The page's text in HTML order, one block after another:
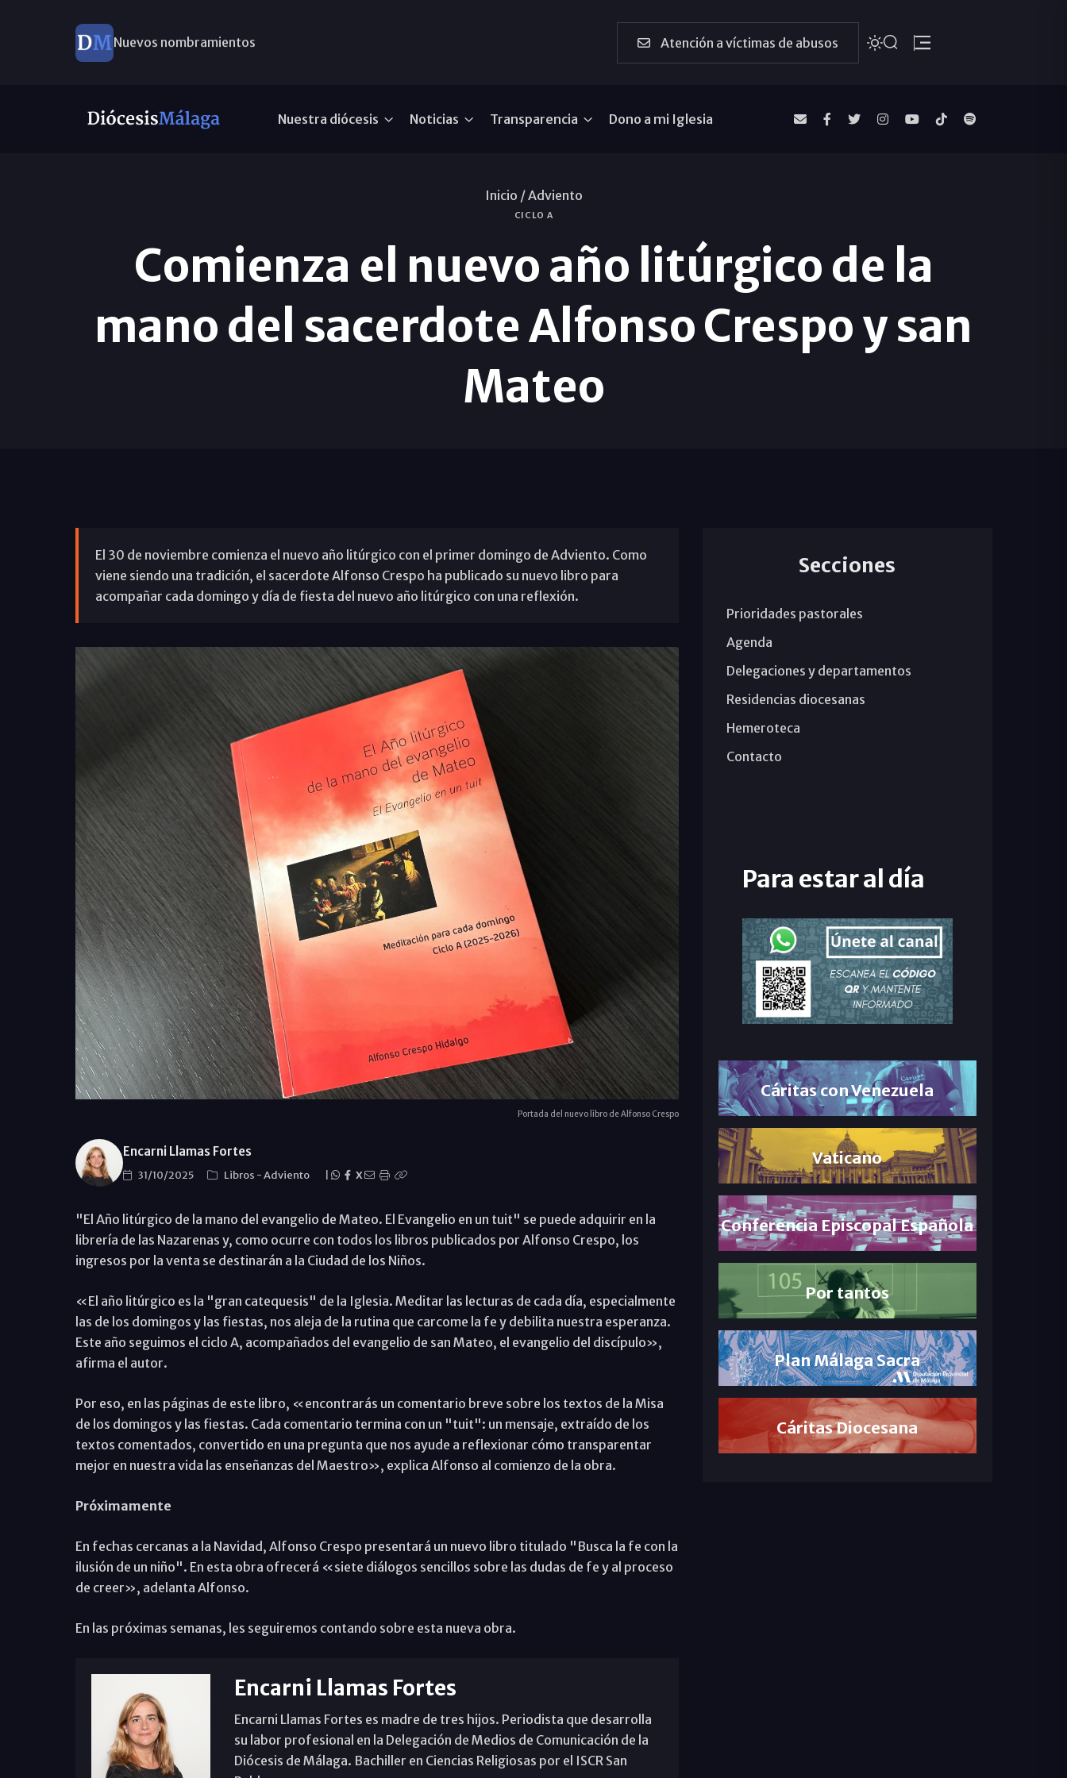
Nuevos nombramientos Atención a víctimas de abusos
Nuestra diócesis Noticias Transparencia Dono a mi Iglesia
Inicio /Adviento
CICLO A
Comienza el nuevo año litúrgico de la
mano del sacerdote Alfonso Crespo y san
Mateo
El 30 de noviembre comienza el nuevo año litúrgico con el primer domingo de Adviento. Como
viene siendo una tradición, el sacerdote Alfonso Crespo ha publicado su nuevo libro para
acompañar cada domingo y día de fiesta del nuevo año litúrgico con una reflexión.
Portada del nuevo libro de Alfonso Crespo
Encarni Llamas Fortes
31/10/2025 Libros -Adviento X
"El Año litúrgico de la mano del evangelio de Mateo. El Evangelio en un tuit" se puede adquirir en la
librería de las Nazarenas y, como ocurre con todos los libros publicados por Alfonso Crespo, los
ingresos por la venta se destinarán a la Ciudad de los Niños.
«El año litúrgico es la "gran catequesis" de la Iglesia. Meditar las lecturas de cada día, especialmente
las de los domingos y las fiestas, nos aleja de la rutina que carcome la fe y debilita nuestra esperanza.
Este año seguimos el ciclo A, acompañados del evangelio de san Mateo, el evangelio del discípulo»,
afirma el autor.
Por eso, en las páginas de este libro, «encontrarás un comentario breve sobre los textos de la Misa
de los domingos y las fiestas. Cada comentario termina con un "tuit": un mensaje, extraído de los
textos comentados, convertido en una pregunta que nos ayude a reflexionar cómo transparentar
mejor en nuestra vida las enseñanzas del Maestro», explica Alfonso al comienzo de la obra.
Próximamente
En fechas cercanas a la Navidad, Alfonso Crespo presentará un nuevo libro titulado "Busca la fe con la
ilusión de un niño". En esta obra ofrecerá «siete diálogos sencillos sobre las dudas de fe y al proceso
de creer», adelanta Alfonso.
En las próximas semanas, les seguiremos contando sobre esta nueva obra.
Encarni Llamas Fortes
Encarni Llamas Fortes es madre de tres hijos. Periodista que desarrolla
su labor profesional en la Delegación de Medios de Comunicación de la
Diócesis de Málaga. Bachiller en Ciencias Religiosas por el ISCR San
Secciones
Prioridades pastorales
Agenda
Delegaciones y departamentos
Residencias diocesanas
Hemeroteca
Contacto
Para estar al día
Cáritas con Venezuela
Vaticano
Conferencia Episcopal Española
Por tantos
Plan Málaga Sacra
Cáritas Diocesana